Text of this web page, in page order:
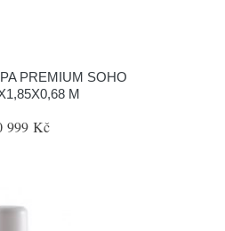
PREMIUM SOHO
M
999 Kč